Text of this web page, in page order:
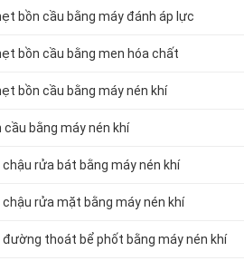
bồn cầu bằng máy đánh áp lực
bồn cầu bằng men hóa chất
bồn cầu bằng máy nén khí
cầu bằng máy nén khí
rửa bát bằng máy nén khí
rửa mặt bằng máy nén khí
đường thoát bể phốt bằng máy nén khí